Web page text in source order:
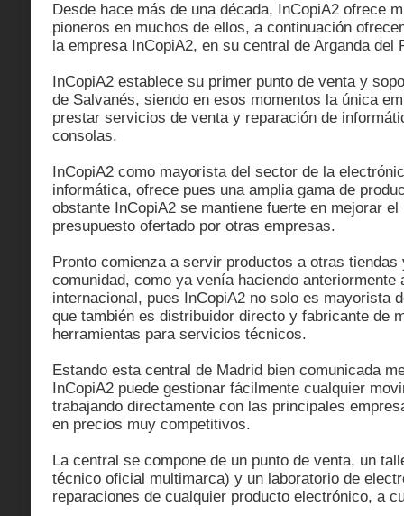
Desde hace más de una década, InCopiA2 ofrece
pioneros en muchos de ellos, a continuación
la empresa InCopiA2, en su central de Arganda del
InCopiA2 establece su primer punto de venta y
de Salvanés, siendo en esos momentos la única
prestar servicios de venta y reparación de
consolas.
InCopiA2 como mayorista del sector de la
informática, ofrece pues una amplia gama de
obstante InCopiA2 se mantiene fuerte en mejorar
presupuesto ofertado por otras empresas.
Pronto comienza a servir productos a otras tiendas
comunidad, como ya venía haciendo anteriormente
internacional, pues InCopiA2 no solo es mayorista
que también es distribuidor directo y fabricante de
herramientas para servicios técnicos.
Estando esta central de Madrid bien comunicada
InCopiA2 puede gestionar fácilmente cualquier
trabajando directamente con las principales
en precios muy competitivos.
La central se compone de un punto de venta, un
técnico oficial multimarca) y un laboratorio de
reparaciones de cualquier producto electrónico, a